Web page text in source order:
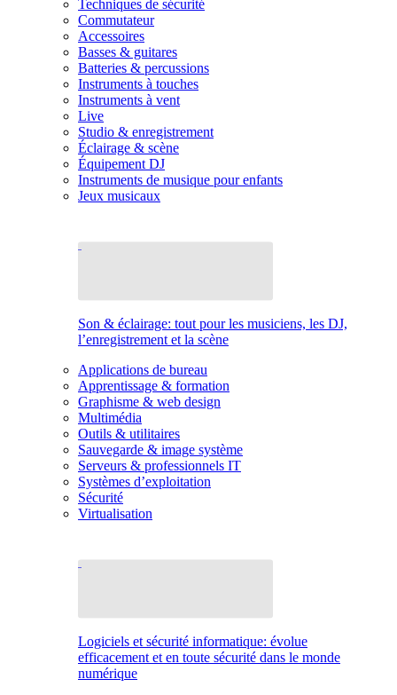
Techniques de sécurité
Commutateur
Accessoires
Basses & guitares
Batteries & percussions
Instruments à touches
Instruments à vent
Live
Studio & enregistrement
Éclairage & scène
Équipement DJ
Instruments de musique pour enfants
Jeux musicaux
Son & éclairage: tout pour les musiciens, les DJ,
l’enregistrement et la scène
Applications de bureau
Apprentissage & formation
Graphisme & web design
Multimédia
Outils & utilitaires
Sauvegarde & image système
Serveurs & professionnels IT
Systèmes d’exploitation
Sécurité
Virtualisation
Logiciels et sécurité informatique: évolue
efficacement et en toute sécurité dans le monde
numérique